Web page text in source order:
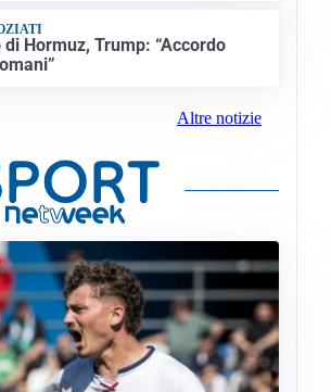
Hormuz, Trump: “Accordo
Altre notizie